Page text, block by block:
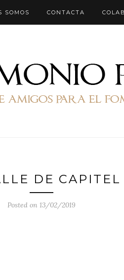
SOMOS CONTACTA
DE CAPITEL
Posted on 13/02/2019